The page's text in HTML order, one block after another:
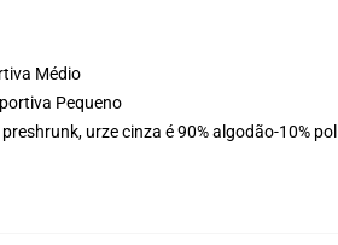
Médio
Pequeno
urze cinza é 90% algodão-10%